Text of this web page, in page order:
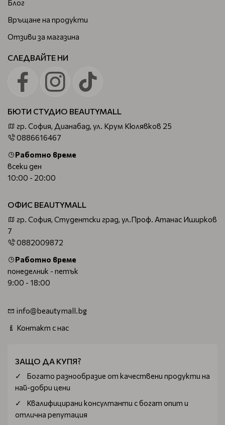
Блог
Връщане на продукти
Отзиви за магазина
СЛЕДВАЙТЕ НИ
БЮТИ СТУДИО BEAUTYMALL
гр. София, Дианабад, ул. Крум Кюлявков 25
0886616467
Работно време
всеки ден
10:00 - 20:00
ОФИС BEAUTYMALL
гр. София, Студентски град, ул.Проф. Атанас Иширков
7
0882009872
Работно време
понеделник - петък
9:00 - 18:00
info@beautymall.bg
Контакт с нас
ЗАЩО ДА КУПЯ?
Богатo разнообразие от качествени продукти на
най-добри цени
Квалифицирани консултанти с богат опит и
отлична репутация